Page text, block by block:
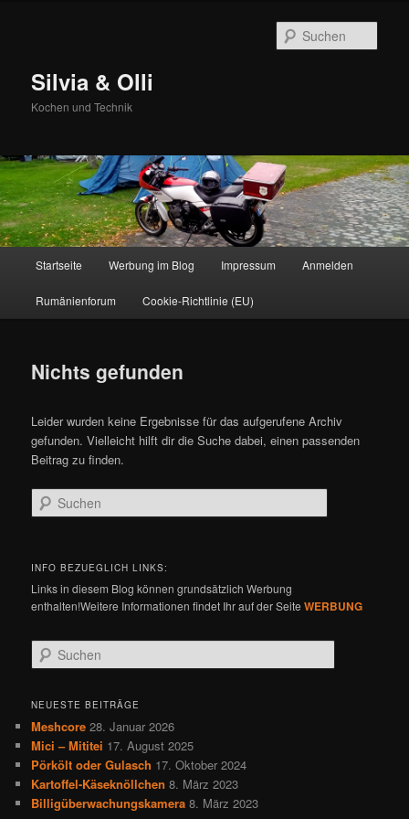
Silvia & Olli
Kochen und Technik
Startseite Werbung im Blog Impressum Anmelden
Rumänienforum Cookie-Richtlinie (EU)
Nichts gefunden
Leider wurden keine Ergebnisse für das aufgerufene Archiv
gefunden. Vielleicht hilft dir die Suche dabei, einen passenden
Beitrag zu finden.
Suchen
INFO BEZUEGLICH LINKS:
Links in diesem Blog können grundsätzlich Werbung
enthalten!Weitere Informationen findet Ihr auf der SeiteWERBUNG
u
h
n
NEUESTE BEITRÄGE
Meshcore 28. Januar 2026
Mici – Mititei 17. August 2025
Pörkölt oder Gulasch 17. Oktober 2024
Kartoffel-Käseknöllchen 8. März 2023
Billigüberwachungskamera 8. März 2023